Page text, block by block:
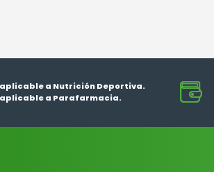
aplicable a Nutrición Deportiva.
aplicable a Parafarmacia.